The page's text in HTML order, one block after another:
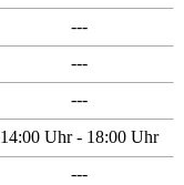
---
---
---
14:00 Uhr - 18:00 Uhr
---